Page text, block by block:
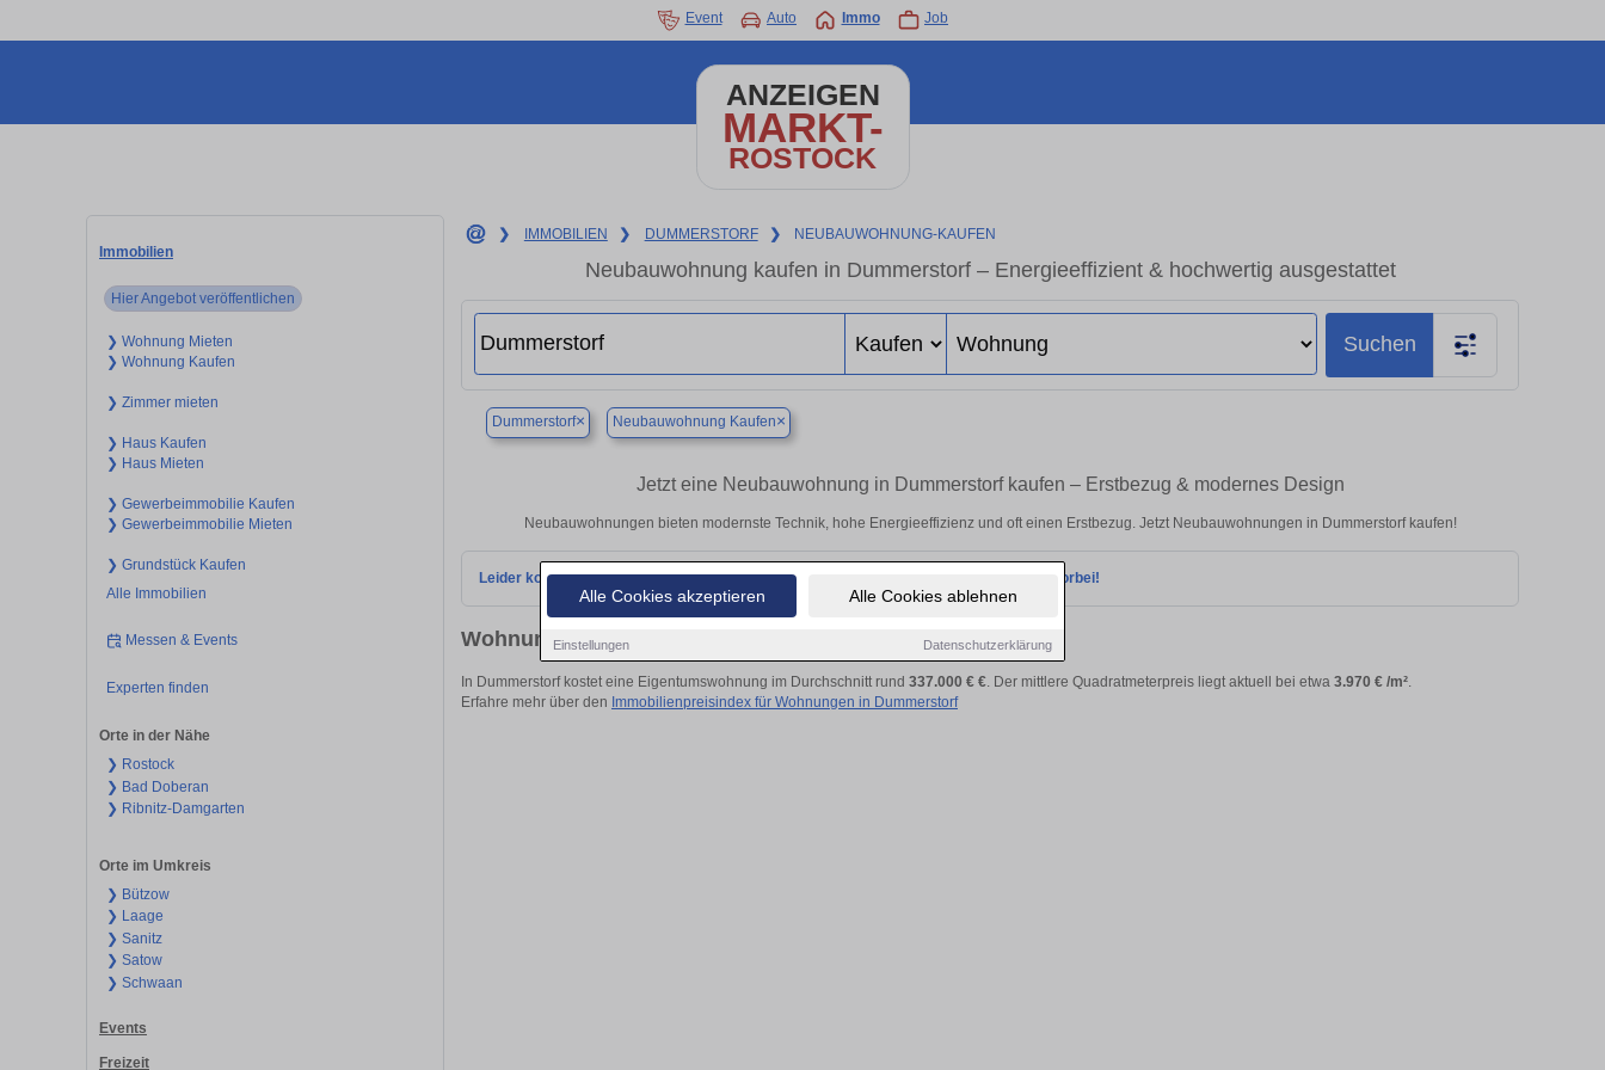
Alle Cookies akzeptieren Alle Cookies ablehnen
Einstellungen Datenschutzerklärung
Event Auto Immo Job
ANZEIGEN
MARKT-
ROSTOCK
Immobilien
Hier Angebot veröffentlichen
❯ Wohnung Mieten
❯ Wohnung Kaufen
❯ Zimmer mieten
❯ Haus Kaufen
❯ Haus Mieten
❯ Gewerbeimmobilie Kaufen
❯ Gewerbeimmobilie Mieten
❯ Grundstück Kaufen
Alle Immobilien
Messen & Events
Experten finden
Orte in der Nähe
❯ Rostock
❯ Bad Doberan
❯ Ribnitz-Damgarten
Orte im Umkreis
❯ Bützow
❯ Laage
❯ Sanitz
❯ Satow
❯ Schwaan
Events
Freizeit
❯ IMMOBILIEN ❯ DUMMERSTORF ❯ NEUBAUWOHNUNG-KAUFEN
Neubauwohnung kaufen in Dummerstorf – Energieeffizient & hochwertig ausgestattet
Suchen
Dummerstorf× Neubauwohnung Kaufen×
Jetzt eine Neubauwohnung in Dummerstorf kaufen – Erstbezug & modernes Design
Neubauwohnungen bieten modernste Technik, hohe Energieeffizienz und oft einen Erstbezug. Jetzt Neubauwohnungen in Dummerstorf kaufen!
Leider konnten wir derzeit keine passenden Objekte finden. Schauen Sie bald wieder vorbei!
Wohnung kaufen in Dummerstorf
In Dummerstorf kostet eine Eigentumswohnung im Durchschnitt rund 337.000 € €. Der mittlere Quadratmeterpreis liegt aktuell bei etwa 3.970 € /m².
Erfahre mehr über den Immobilienpreisindex für Wohnungen in Dummerstorf